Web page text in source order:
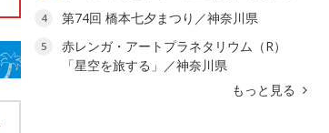
4 第74回 橋本七夕まつり／神奈川県
5
赤レンガ・アートプラネタリウム（R）
「星空を旅する」／神奈川県
もっと見る